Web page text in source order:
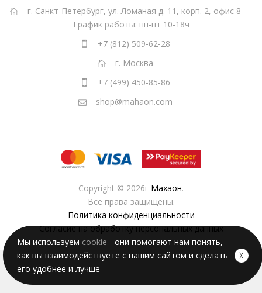
г. Санкт-Петербург, ул. Ломаная д. 11, корп. 2, офис 8
График работы: пн-пт 10-18ч
+7 (812) 509-62-28
г. Москва
+7 (499) 450-85-86
shop@mahaon.com
Copyright © 2026г Махаон.
Все права защищены.
Политика конфиденциальности
Согласие на обработку персональных данных
Мы используем cookie - они помогают нам понять,
как вы взаимодействуете с нашим сайтом и сделать
его удобнее и лучше
╳